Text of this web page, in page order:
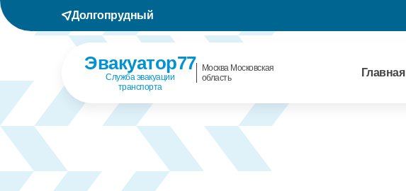
Долгопрудный
Эвакуатор77
Служба эвакуации
транспорта
Москва Московская
область
Главная